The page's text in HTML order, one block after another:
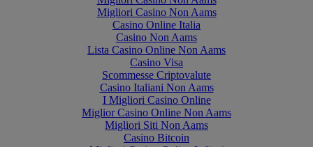
Migliori Casino Non Aams
Casino Online Italia
Casino Non Aams
Lista Casino Online Non Aams
Casino Visa
Scommesse Criptovalute
Casino Italiani Non Aams
I Migliori Casino Online
Miglior Casino Online Non Aams
Migliori Siti Non Aams
Casino Bitcoin